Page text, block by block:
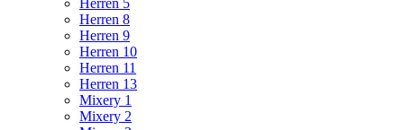
Herren 5
Herren 8
Herren 9
Herren 10
Herren 11
Herren 13
Mixery 1
Mixery 2